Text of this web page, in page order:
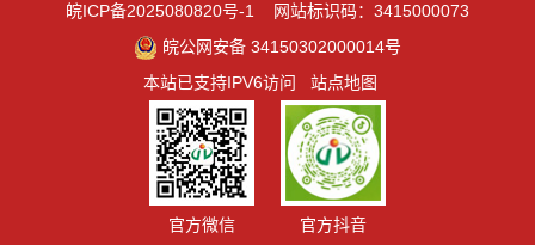
皖ICP备2025080820号-1
网站标识码：3415000073
皖公网安备 34150302000014号
本站已支持IPV6访问
站点地图
官方微信 官方抖音